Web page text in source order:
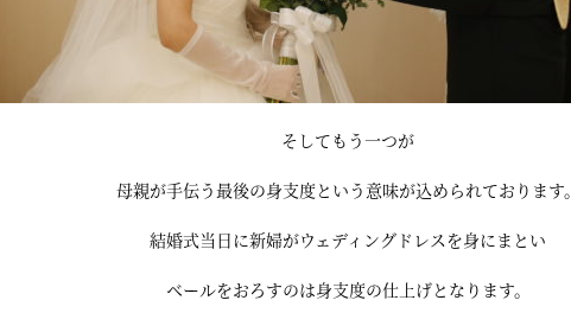
そしてもう一つが
母親が手伝う最後の身支度という意味が込められております。
結婚式当日に新婦がウェディングドレスを身にまとい
ベールをおろすのは身支度の仕上げとなります。